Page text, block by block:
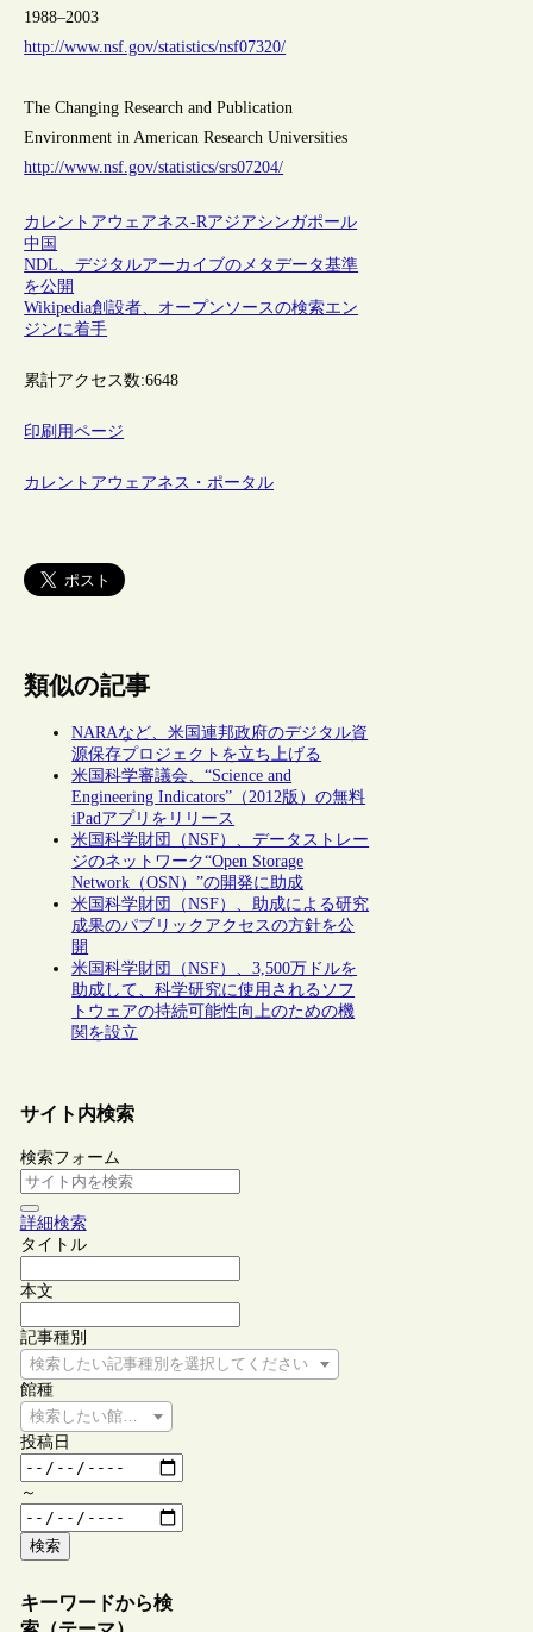
1988–2003
http://www.nsf.gov/statistics/nsf07320/
The Changing Research and Publication
Environment in American Research Universities
http://www.nsf.gov/statistics/srs07204/
カレントアウェアネス-Rアジアシンガポール
中国
NDL、デジタルアーカイブのメタデータ基準
を公開
Wikipedia創設者、オープンソースの検索エン
ジンに着手
累計アクセス数:6648
印刷用ページ
カレントアウェアネス・ポータル
類似の記事
NARAなど、米国連邦政府のデジタル資
源保存プロジェクトを立ち上げる
米国科学審議会、“Science and
Engineering Indicators”（2012版）の無料
iPadアプリをリリース
米国科学財団（NSF）、データストレー
ジのネットワーク“Open Storage
Network（OSN）”の開発に助成
米国科学財団（NSF）、助成による研究
成果のパブリックアクセスの方針を公
開
米国科学財団（NSF）、3,500万ドルを
助成して、科学研究に使用されるソフ
トウェアの持続可能性向上のための機
関を設立
サイト内検索
検索フォーム
詳細検索
タイトル
本文
記事種別
検索したい記事種別を選択してください
館種
検索したい館種を選択してください
投稿日
～
検索
キーワードから検